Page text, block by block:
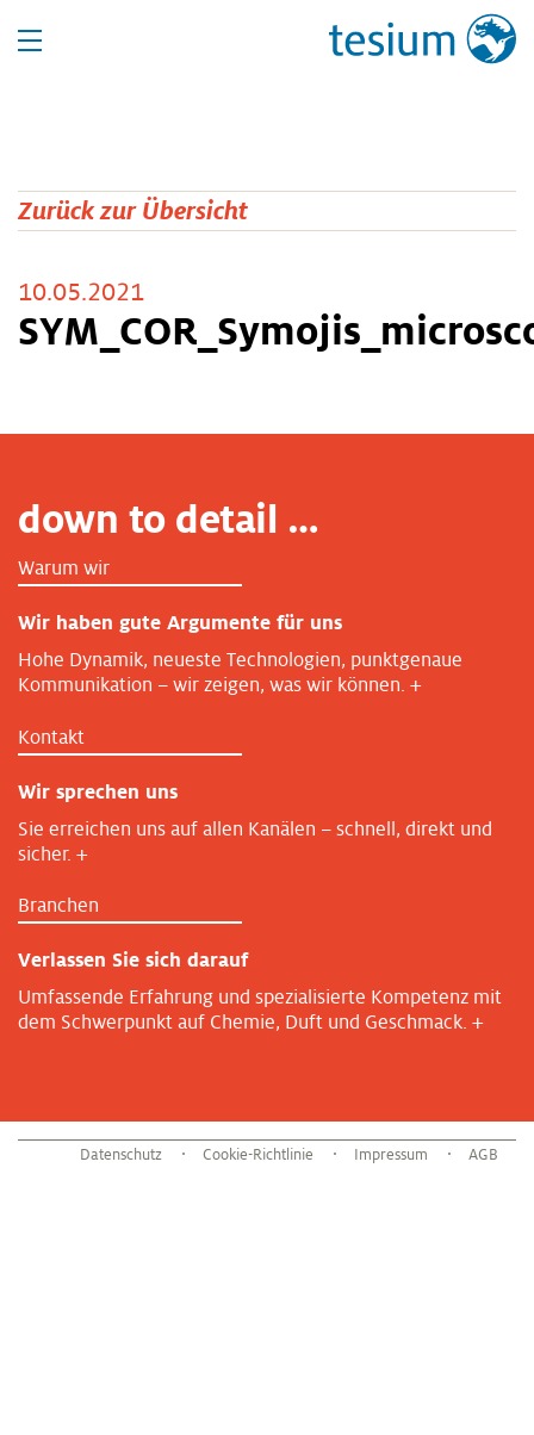
Zurück zur Übersicht
10.05.2021
down to detail …
Warum wir
Wir haben gute Argumente für uns
Hohe Dynamik, neueste Technologien, punktgenaue
Kommunikation – wir zeigen, was wir können. +
Kontakt
Wir sprechen uns
Sie erreichen uns auf allen Kanälen – schnell, direkt und
sicher. +
Branchen
Verlassen Sie sich darauf
Umfassende Erfahrung und spezialisierte Kompetenz mit
dem Schwerpunkt auf Chemie, Duft und Geschmack. +
Datenschutz Cookie-Richtlinie Impressum AGB